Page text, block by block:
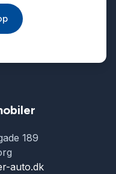
189
auto.dk